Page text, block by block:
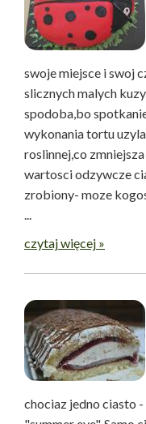
swoje miejsce i swoj
slicznych malych
spodoba,bo
wykonania tortu
roslinnej,co
wartosci odzywcze
zrobiony- moze
...
czytaj więcej »
chociaz jedno ciasto